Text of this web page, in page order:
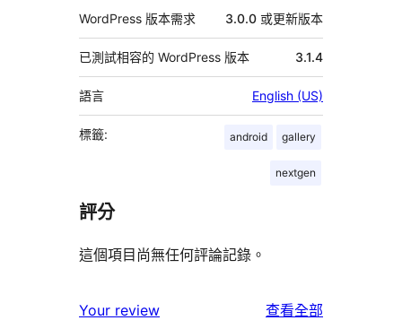
WordPress 版本需求 3.0.0 或更新版本
已測試相容的 WordPress 版本 3.1.4
語言 English (US)
標籤: android gallery
nextgen
評分
這個項目尚無任何評論記錄。
Your review 查看全部